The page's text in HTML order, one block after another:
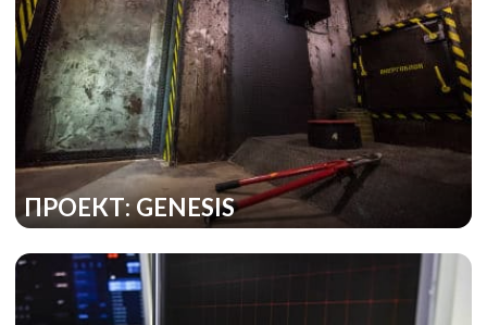
ПРОЕКТ: GENESIS